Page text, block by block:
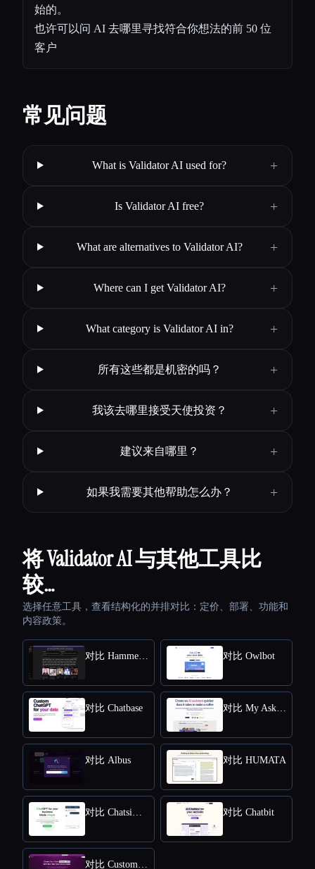
始的。
也许可以问 AI 去哪里寻找符合你想法的前 50 位
客户
常见问题
What is Validator AI used for? +
Is Validator AI free? +
What are alternatives to Validator AI? +
Where can I get Validator AI? +
What category is Validator AI in? +
所有这些都是机密的吗？ +
我该去哪里接受天使投资？ +
建议来自哪里？ +
如果我需要其他帮助怎么办？ +
将 Validator AI 与其他工具比
较…
选择任意工具，查看结构化的并排对比：定价、部署、功能和
内容政策。
对比 Owlbot
对比 Chatbase
对比 Albus 对比 HUMATA
对比 Chatbit